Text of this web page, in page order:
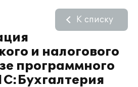
и налогового
программного
К списку